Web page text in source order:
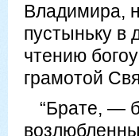
Владимира,
пустыньку в
чтению
грамотой
“Брате, —